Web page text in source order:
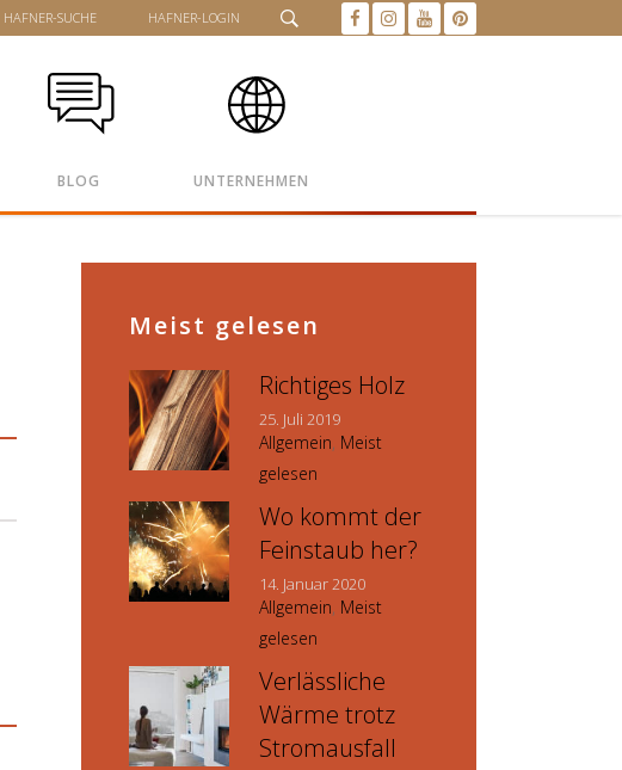
HAFNER-SUCHE HAFNER-LOGIN
BLOG UNTERNEHMEN
Meist gelesen
Richtiges Holz
25. Juli 2019
Allgemein, Meist
gelesen
Wo kommt der
Feinstaub her?
14. Januar 2020
Allgemein, Meist
gelesen
Verlässliche
Wärme trotz
Stromausfall